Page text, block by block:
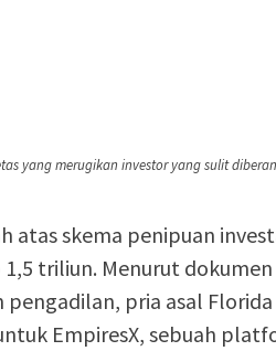
yang merugikan investor yang sulit
atas skema penipuan
triliun. Menurut dokumen
pria asal Florida
EmpiresX, sebuah